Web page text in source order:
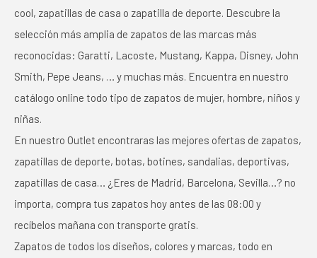
cool, zapatillas de casa o zapatilla de deporte. Descubre la
selección más amplia de zapatos de las marcas más
reconocidas: Garatti, Lacoste, Mustang, Kappa, Disney, John
Smith, Pepe Jeans, … y muchas más. Encuentra en nuestro
catálogo online todo tipo de zapatos de mujer, hombre, niños y
niñas.
En nuestro Outlet encontraras las mejores ofertas de zapatos,
zapatillas de deporte, botas, botines, sandalias, deportivas,
zapatillas de casa… ¿Eres de Madrid, Barcelona, Sevilla…? no
importa, compra tus zapatos hoy antes de las 08:00 y
recíbelos mañana con transporte gratis.
Zapatos de todos los diseños, colores y marcas, todo en